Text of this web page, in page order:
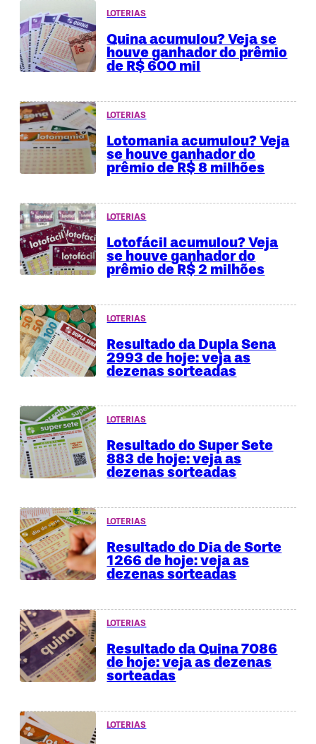
LOTERIAS
Quina acumulou? Veja se
houve ganhador do prêmio
de R$ 600 mil
LOTERIAS
Lotomania acumulou? Veja
se houve ganhador do
prêmio de R$ 8 milhões
LOTERIAS
Lotofácil acumulou? Veja
se houve ganhador do
prêmio de R$ 2 milhões
LOTERIAS
Resultado da Dupla Sena
2993 de hoje: veja as
dezenas sorteadas
LOTERIAS
Resultado do Super Sete
883 de hoje: veja as
dezenas sorteadas
LOTERIAS
Resultado do Dia de Sorte
1266 de hoje: veja as
dezenas sorteadas
LOTERIAS
Resultado da Quina 7086
de hoje: veja as dezenas
sorteadas
LOTERIAS